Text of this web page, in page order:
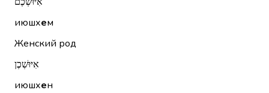
июшхем
Женский род
אִיּוּשְׁכֶן
июшхен